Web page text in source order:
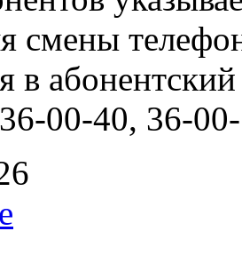
смены
в
00-40, 36-